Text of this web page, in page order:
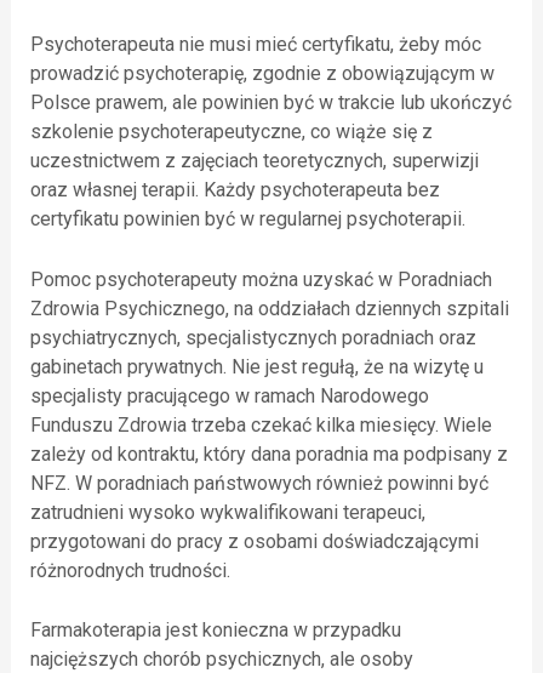
Psychoterapeuta nie musi mieć certyfikatu, żeby móc
prowadzić psychoterapię, zgodnie z obowiązującym w
Polsce prawem, ale powinien być w trakcie lub ukończyć
szkolenie psychoterapeutyczne, co wiąże się z
uczestnictwem z zajęciach teoretycznych, superwizji
oraz własnej terapii. Każdy psychoterapeuta bez
certyfikatu powinien być w regularnej psychoterapii.
Pomoc psychoterapeuty można uzyskać w Poradniach
Zdrowia Psychicznego, na oddziałach dziennych szpitali
psychiatrycznych, specjalistycznych poradniach oraz
gabinetach prywatnych. Nie jest regułą, że na wizytę u
specjalisty pracującego w ramach Narodowego
Funduszu Zdrowia trzeba czekać kilka miesięcy. Wiele
zależy od kontraktu, który dana poradnia ma podpisany z
NFZ. W poradniach państwowych również powinni być
zatrudnieni wysoko wykwalifikowani terapeuci,
przygotowani do pracy z osobami doświadczającymi
różnorodnych trudności.
Farmakoterapia jest konieczna w przypadku
najcięższych chorób psychicznych, ale osoby